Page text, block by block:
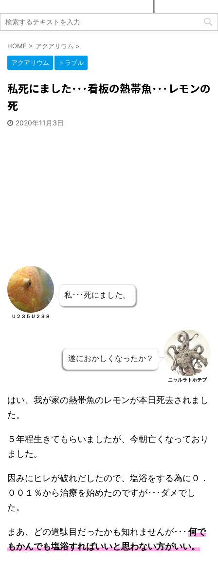
HOME > アクアリウム >
アクアリウム トラブル
私死にました･･･看板の熱帯魚･･･レモンの
死
2020年11月3日
Ｕ２３５Ｕ２３８
私･･･死にました。
遂におかしくなったか？
ニャルラトホテプ
はい、我が家の熱帯魚のレモンが本日死去されまし
た。
５年程生きてもらいましたが、今朝亡くなっており
ました。
因みにヒレが破れだしたので、塩浴をする為に０．
００１％から治療を始めたのですが･･･ダメでし
た。
まあ、どの道駄目だったかも知れませんが･･･ 何で
もかんでも塩浴すればいいと思わない方がいい。